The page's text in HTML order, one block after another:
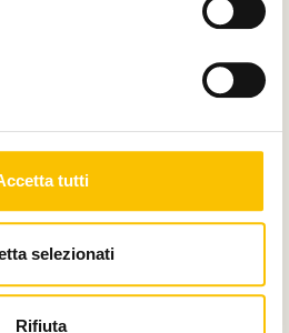
tutti
selezionati
Rifiuta